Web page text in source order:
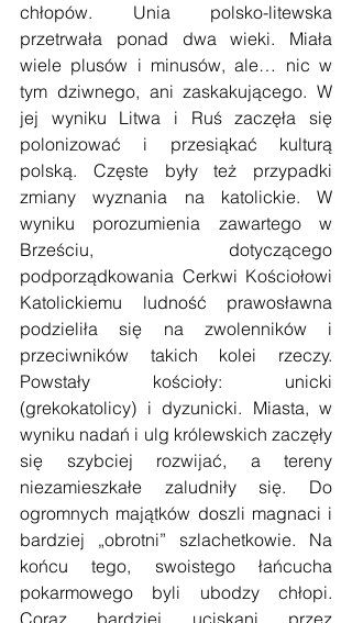
chłopów. Unia polsko-litewska
przetrwała ponad dwa wieki. Miała
wiele plusów i minusów, ale… nic w
tym dziwnego, ani zaskakującego. W
jej wyniku Litwa i Ruś zaczęła się
polonizować i przesiąkać kulturą
polską. Częste były też przypadki
zmiany wyznania na katolickie. W
wyniku porozumienia zawartego w
Brześciu, dotyczącego
podporządkowania Cerkwi Kościołowi
Katolickiemu ludność prawosławna
podzieliła się na zwolenników i
przeciwników takich kolei rzeczy.
Powstały kościoły: unicki
(grekokatolicy) i dyzunicki. Miasta, w
wyniku nadań i ulg królewskich zaczęły
się szybciej rozwijać, a tereny
niezamieszkałe zaludniły się. Do
ogromnych majątków doszli magnaci i
bardziej „obrotni” szlachetkowie. Na
końcu tego, swoistego łańcucha
pokarmowego byli ubodzy chłopi.